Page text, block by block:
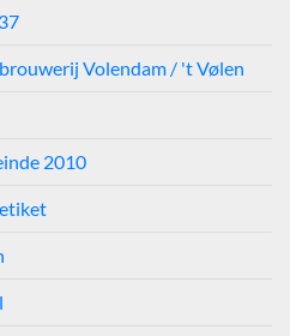
Volendam / 't Vølen
2010